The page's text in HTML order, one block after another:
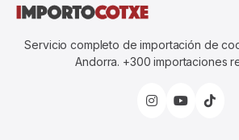
Servicio completo de importación de
Andorra. +300 importaciones